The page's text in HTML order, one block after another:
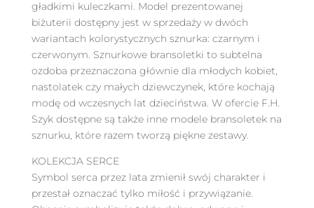
gładkimi kuleczkami. Model prezentowanej
biżuterii dostępny jest w sprzedaży w dwóch
wariantach kolorystycznych sznurka: czarnym i
czerwonym. Sznurkowe bransoletki to subtelna
ozdoba przeznaczona głównie dla młodych kobiet,
nastolatek czy małych dziewczynek, które kochają
modę od wczesnych lat dzieciństwa. W ofercie F.H.
Szyk dostępne są także inne modele bransoletek na
sznurku, które razem tworzą piękne zestawy.
KOLEKCJA SERCE
Symbol serca przez lata zmienił swój charakter i
przestał oznaczać tylko miłość i przywiązanie.